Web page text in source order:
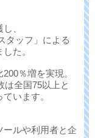
、
タッフ」による
た。
％増を実現。
は全国75以上と
います。
ールや利用者と企